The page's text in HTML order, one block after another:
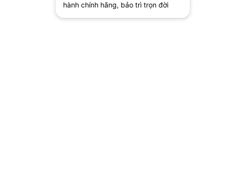
hành chính hãng, bảo trì trọn đời